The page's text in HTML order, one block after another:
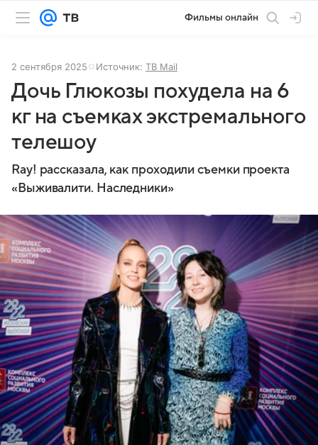
Фильмы онлайн
2 сентября 2025 Источник: ТВ Mail
Дочь Глюкозы похудела на 6
кг на съемках экстремального
телешоу
Ray! рассказала, как проходили съемки проекта
«Выживалити. Наследники»